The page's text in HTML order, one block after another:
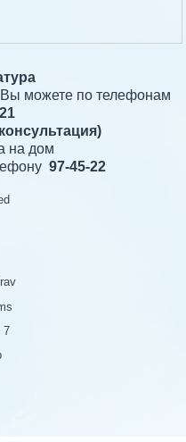
Вы можете по телефонам
на дом
97-45-22